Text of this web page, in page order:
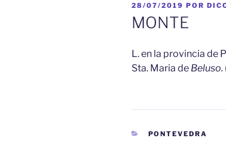
PUBLICADO
EL
28/07/2019 POR
MONTE
L. en la provincia de
Sta. Maria de Beluso.
CATEGORÍAS
PONTEVEDRA